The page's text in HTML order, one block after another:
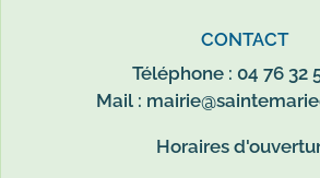
CONTACT
Téléphone : 04 76 32
Mail :
Horaires